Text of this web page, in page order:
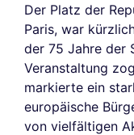
Der Platz der
Paris, war
der 75 Jahre der
Veranstaltung
markierte ein
europäische
von vielfältigen